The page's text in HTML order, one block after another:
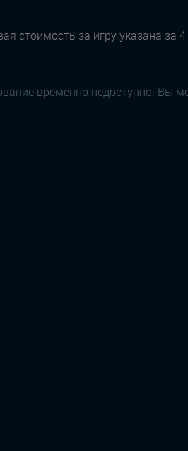
стоимость за игру указана за
временно недоступно. Вы